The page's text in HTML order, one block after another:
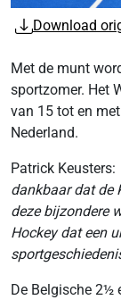
Download
Met de munt
sportzomer. Het
van 15 tot en
Nederland.
Patrick Keusters:
dankbaar dat de
deze bijzondere
Hockey dat een
De Belgische 2½